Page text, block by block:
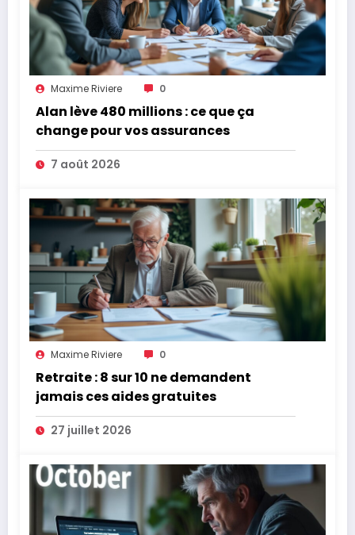
Maxime Riviere 0
Alan lève 480 millions : ce que ça
change pour vos assurances
7 août 2026
Maxime Riviere 0
Retraite : 8 sur 10 ne demandent
jamais ces aides gratuites
27 juillet 2026